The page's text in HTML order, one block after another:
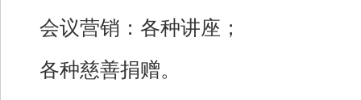
会议营销：各种讲座；
各种慈善捐赠。